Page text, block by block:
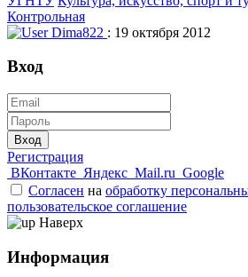
Контрольная
Dima822 : 19 октября 2012
Вход
Вход
Регистрация
ВКонтакте Яндекс Mail.ru Google
Согласен на обработку
пользовательское соглашение
Наверх
Информация